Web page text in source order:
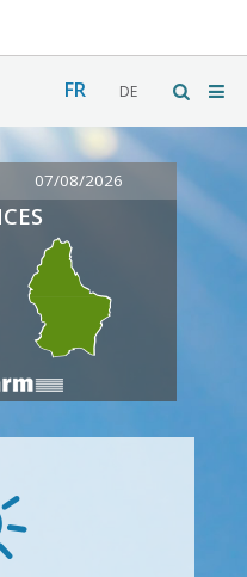
FR DE
07/08/2026